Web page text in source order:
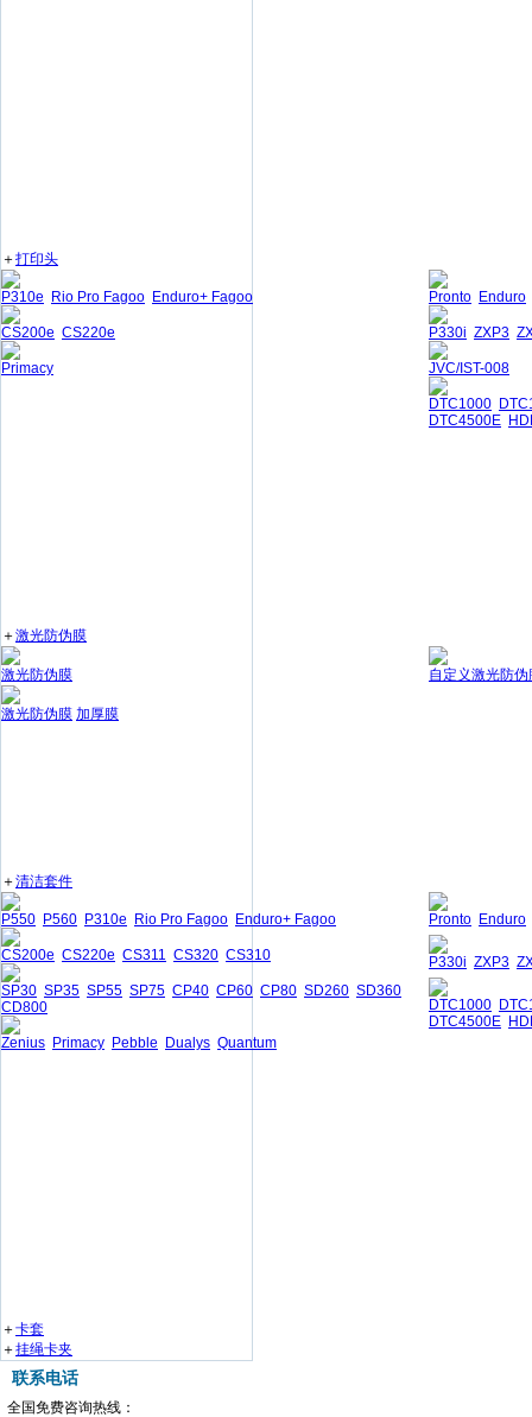
＋打印头
P310e Rio Pro Fagoo Enduro+ Fagoo
CS200e CS220e
Primacy
Pronto Enduro
P330i ZXP3
JVC/IST-008
DTC1000
DTC4500E
＋激光防伪膜
激光防伪膜
激光防伪膜 加厚膜
自定义激光防伪
＋清洁套件
P550 P560 P310e Rio Pro Fagoo Enduro+ Fagoo
CS200e CS220e CS311 CS320 CS310
SP30 SP35 SP55 SP75 CP40 CP60 CP80 SD260 SD360
CD800
Zenius Primacy Pebble Dualys Quantum
Pronto Enduro
P330i ZXP3
DTC1000
DTC4500E
＋卡套
＋挂绳卡夹
联系电话
全国免费咨询热线：